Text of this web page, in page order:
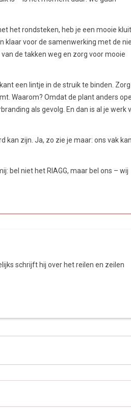
het rondsteken, heb je een mooie
klaar voor de samenwerking met de
de takken weg en zorg voor mooie
een lintje in de struik te binden. Zorg
Waarom? Omdat de plant anders
als gevolg. En dan is al je werk
kan zijn. Ja, zo zie je maar: ons vak kan
bel niet het RIAGG, maar bel ons – wij
schrijft hij over het reilen en zeilen